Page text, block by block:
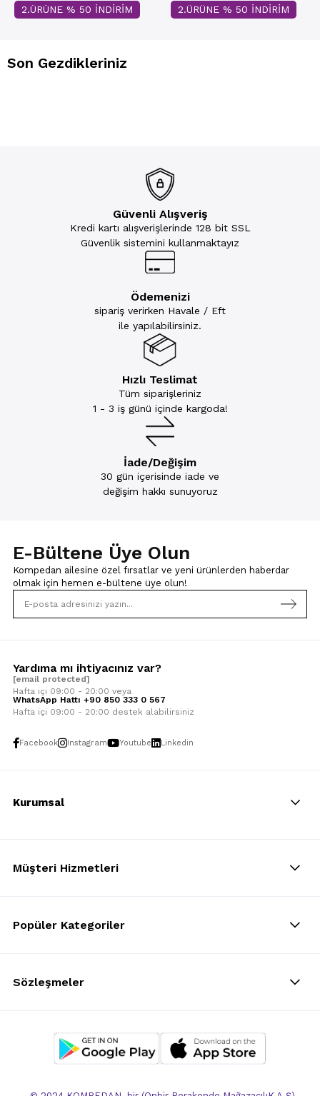
2.ÜRÜNE % 50 İNDİRİM 2.ÜRÜNE % 50 İNDİRİM
Son Gezdikleriniz
Güvenli Alışveriş
Kredi kartı alışverişlerinde 128 bit SSL
Güvenlik sistemini kullanmaktayız
Ödemenizi
sipariş verirken Havale / Eft
ile yapılabilirsiniz.
Hızlı Teslimat
Tüm siparişleriniz
1 - 3 iş günü içinde kargoda!
İade/Değişim
30 gün içerisinde iade ve
değişim hakkı sunuyoruz
E-Bültene Üye Olun
Kompedan ailesine özel fırsatlar ve yeni ürünlerden haberdar
olmak için hemen e-bültene üye olun!
Yardıma mı ihtiyacınız var?
[email protected]
Hafta içi 09:00 - 20:00 veya
WhatsApp Hattı +90 850 333 0 567
Hafta içi 09:00 - 20:00 destek alabilirsiniz
Facebook Instagram Youtube Linkedin
Kurumsal
Müşteri Hizmetleri
Popüler Kategoriler
Sözleşmeler